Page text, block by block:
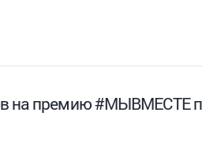
на премию #МЫВМЕСТЕ